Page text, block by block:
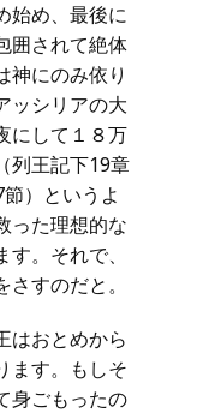
始め、最後に
囲されて絶体
神にのみ依り
ッシリアの大
にして１８万
列王記下19章
）というよ
った理想的な
。それで、
すのだと。
はおとめから
ます。もしそ
身ごもったの